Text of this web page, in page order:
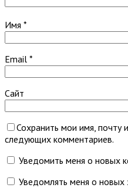
Имя *
Email *
Сайт
Сохранить мои имя, почту
следующих комментариев.
Уведомить меня о новых
Уведомлять меня о новых